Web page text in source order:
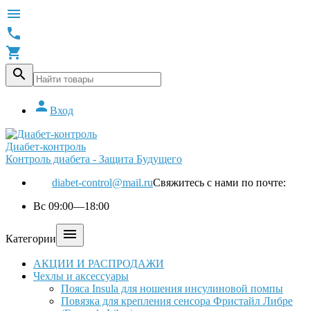




 Вход
Диабет-контроль
Контроль диабета - Защита Будущего
diabet-control@mail.ruСвяжитесь с нами по почте:
Вс 09:00—18:00
Категории 
АКЦИИ И РАСПРОДАЖИ
Чехлы и аксессуары
Пояса Insula для ношения инсулиновой помпы
Повязка для крепления сенсора Фристайл Либре